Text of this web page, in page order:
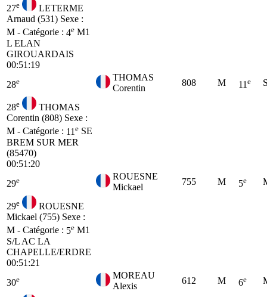
27e
LETERME
Arnaud (531) Sexe :
M - Catégorie : 4e M1
L ELAN
GIROUARDAIS
00:51:19
28e
THOMAS
Corentin
808 M 11 e
28e
THOMAS
Corentin (808) Sexe :
M - Catégorie : 11 e SE
BREM SUR MER
(85470)
00:51:20
29e
ROUESNE
Mickael
755 M 5e
29e
ROUESNE
Mickael (755) Sexe :
M - Catégorie : 5e M1
S/L AC LA
CHAPELLE/ERDRE
00:51:21
30e
MOREAU
Alexis
612 M 6e